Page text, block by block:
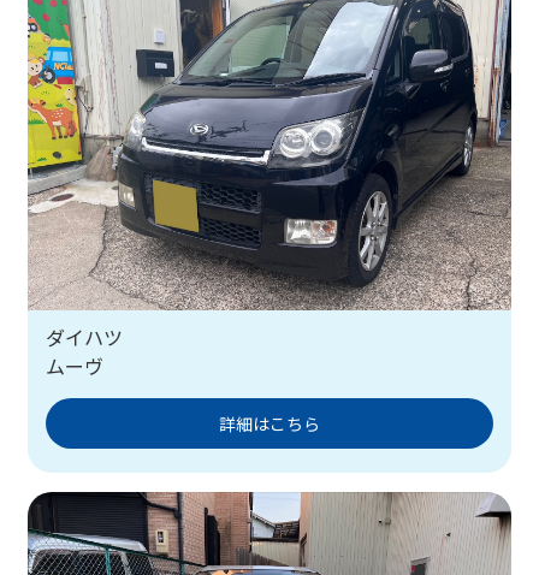
ダイハツ
ムーヴ
詳細はこちら